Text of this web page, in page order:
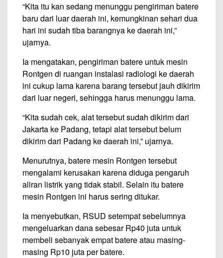
“Kita itu kan sedang menunggu pengiriman batere
baru dari luar daerah ini, kemungkinan sehari dua
hari ini sudah tiba barangnya ke daerah ini,”
ujarnya.
Ia mengatakan, pengiriman batere untuk mesin
Rontgen di ruangan instalasi radiologi ke daerah
ini cukup lama karena barang tersebut jauh dikirim
dari luar negeri, sehingga harus menunggu lama.
“Kita sudah cek, alat tersebut sudah dikirim dari
Jakarta ke Padang, tetapi alat tersebut belum
dikirim dari Padang ke daerah ini,” ujarnya.
Menurutnya, batere mesin Rontgen tersebut
mengalami kerusakan karena diduga pengaruh
aliran listrik yang tidak stabil. Selain itu batere
mesin Rontgen ini harus sering ditukar.
Ia menyebutkan, RSUD setempat sebelumnya
mengeluarkan dana sebesar Rp40 juta untuk
membeli sebanyak empat batere atau masing-
masing Rp10 juta per batere.